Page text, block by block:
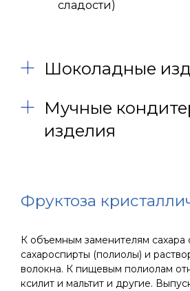
сладости)
Шоколадные
Мучные
изделия
Фруктоза
К объемным заменителям сахара
сахароспирты (полиолы) и
волокна. К пищевым полиолам
ксилит и мальтит и другие.